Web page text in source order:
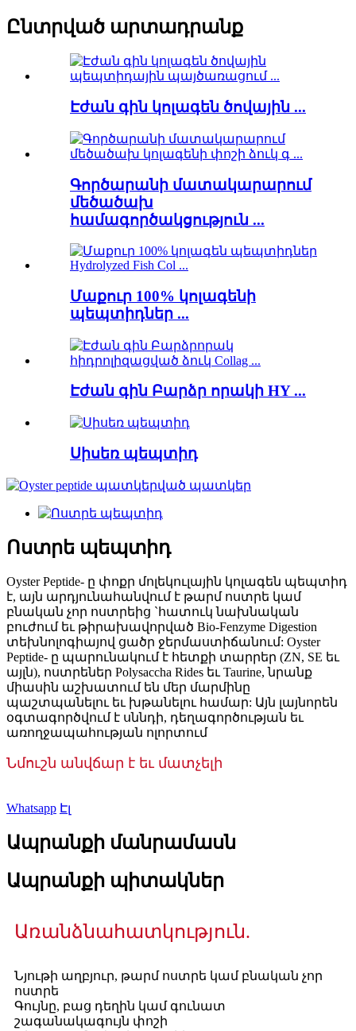
Ընտրված արտադրանք
Էժան գին կոլագեն ծովային ...
Գործարանի մատակարարում
մեծածախ
համագործակցություն ...
Մաքուր 100% կոլագենի
պեպտիդներ ...
Էժան գին Բարձր որակի HY ...
Սիսեռ պեպտիդ
Ոստրե պեպտիդ
Oyster Peptide- ը փոքր մոլեկուլային կոլագեն պեպտիդ
է, այն արդյունահանվում է թարմ ոստրե կամ
բնական չոր ոստրեից `հատուկ նախնական
բուժում եւ թիրախավորված Bio-Fenzyme Digestion
տեխնոլոգիայով ցածր ջերմաստիճանում: Oyster
Peptide- ը պարունակում է հետքի տարրեր (ZN, SE եւ
այլն), ոստրեներ Polysaccha Rides եւ Taurine, նրանք
միասին աշխատում են մեր մարմինը
պաշտպանելու եւ խթանելու համար: Այն լայնորեն
օգտագործվում է սննդի, դեղագործության եւ
առողջապահության ոլորտում
Նմուշն անվճար է եւ մատչելի
Whatsapp Էլ
Ապրանքի մանրամասն
Ապրանքի պիտակներ
Առանձնահատկություն.
Նյութի աղբյուր, թարմ ոստրե կամ բնական չոր
ոստրե
Գույնը, բաց դեղին կամ գունատ
շագանակագույն փոշի